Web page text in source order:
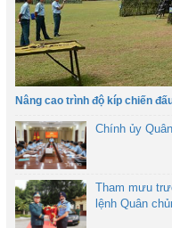
Nâng cao trình độ kíp chiến
Chính ủy
Tham mưu
lệnh Quân